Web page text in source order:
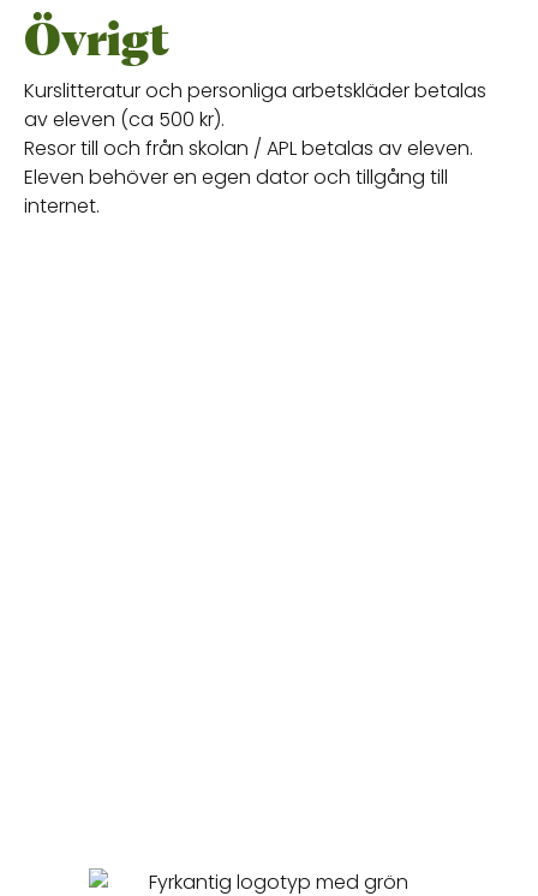
Övrigt
Kurslitteratur och personliga arbetskläder betalas
av eleven (ca 500 kr).
Resor till och från skolan / APL betalas av eleven.
Eleven behöver en egen dator och tillgång till
internet.